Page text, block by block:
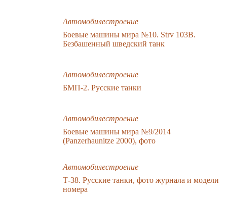
Автомобилестроение
Боевые машины мира №10. Strv 103B.
Безбашенный шведский танк
Автомобилестроение
БМП-2. Русские танки
Автомобилестроение
Боевые машины мира №9/2014
(Panzerhaunitze 2000), фото
Автомобилестроение
Т-38. Русские танки, фото журнала и модели
номера